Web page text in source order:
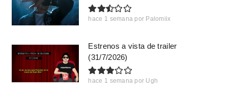
hace 1 semana por Palomiix
Estrenos a vista de trailer
(31/7/2026)
hace 1 semana por Ugh